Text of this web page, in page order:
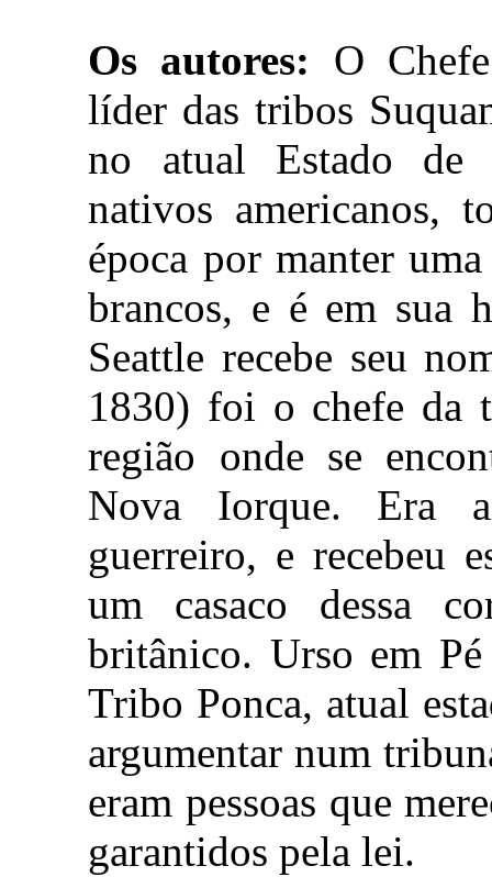
Os autores: O
líder das tribos
no atual Estado de
nativos americanos,
época por manter
brancos, e é em sua
Seattle recebe seu
1830) foi o chefe da
região onde se
Nova Iorque. Era
guerreiro, e recebeu
um casaco dessa
britânico. Urso em
Tribo Ponca, atual
argumentar num
eram pessoas que
garantidos pela lei.